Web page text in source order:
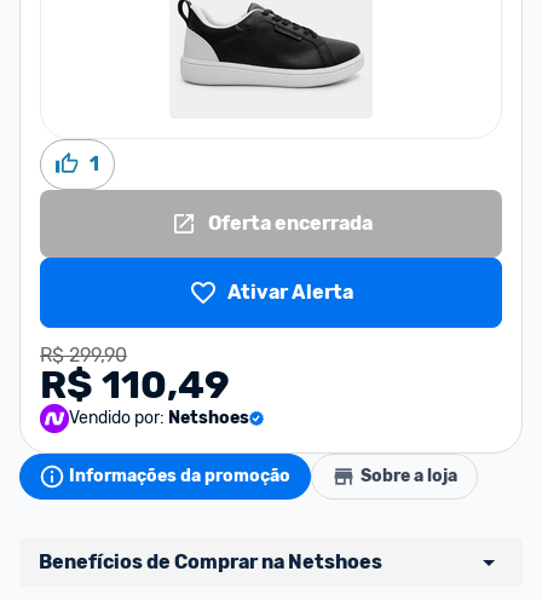
1
Oferta encerrada
Ativar Alerta
R$ 299,90
R$ 110,49
Vendido por: Netshoes
Informações da promoção Sobre a loja
Benefícios de Comprar na Netshoes